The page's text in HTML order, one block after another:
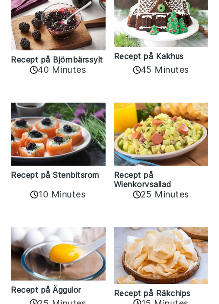
Recept på Björnbärssylt
40 Minutes
Recept på Kakhus
45 Minutes
Recept på Stenbitsrom
10 Minutes
Recept på
Wienkorvsallad
25 Minutes
Recept på Äggulor Recept på Räkchips